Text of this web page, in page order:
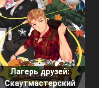
Лагерь друзей:
Скаутмастерский